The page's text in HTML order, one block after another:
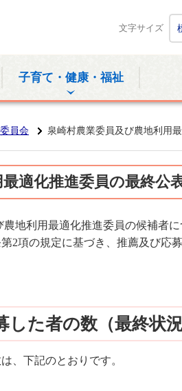
文字サイズ
子育て・健康・福祉
員会 泉崎村農業委員及び農地利用
適化推進委員の最終公
地利用最適化推進委員の候補者
2項の規定に基づき、推薦及び応
た者の数（最終状況
、下記のとおりです。